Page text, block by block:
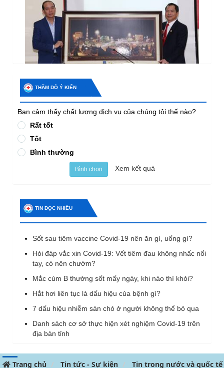
THĂM DÒ Ý KIẾN
Bạn cảm thấy chất lượng dịch vụ của chúng tôi thế nào?
Rất tốt
Tốt
Bình thường
Bình chọn Xem kết quả
TIN ĐỌC NHIỀU
Sốt sau tiêm vaccine Covid-19 nên ăn gì, uống gì?
Hỏi đáp vắc xin Covid-19: Vết tiêm đau không nhấc nổi
tay, có nên chườm?
Mắc cúm B thường sốt mấy ngày, khi nào thì khỏi?
Hắt hơi liên tục là dấu hiệu của bệnh gì?
7 dấu hiệu nhiễm sán chó ở người không thể bỏ qua
Danh sách cơ sở thực hiện xét nghiệm Covid-19 trên
địa bàn tỉnh
Trang chủ Tin tức - Sự kiện Tin trong nước và quốc tế